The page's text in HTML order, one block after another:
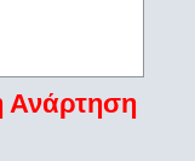
Ανάρτηση